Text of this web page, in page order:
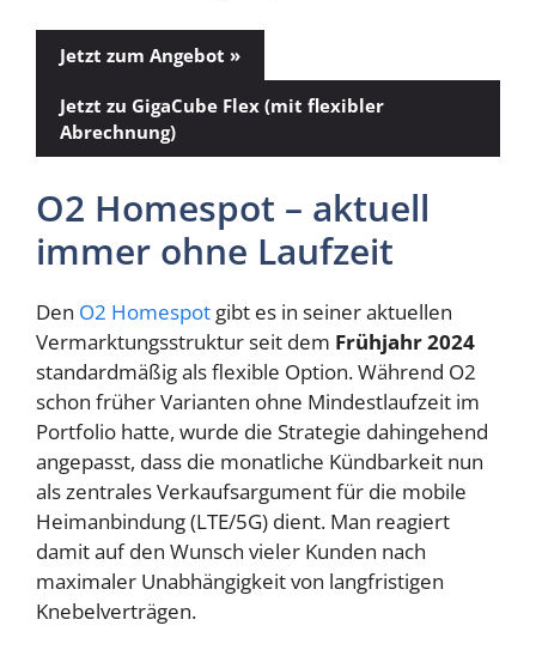
Jetzt zum Angebot »
Jetzt zu GigaCube Flex (mit flexibler
Abrechnung)
O2 Homespot – aktuell
immer ohne Laufzeit
Den O2 Homespot gibt es in seiner aktuellen
Vermarktungsstruktur seit dem Frühjahr 2024
standardmäßig als flexible Option. Während O2
schon früher Varianten ohne Mindestlaufzeit im
Portfolio hatte, wurde die Strategie dahingehend
angepasst, dass die monatliche Kündbarkeit nun
als zentrales Verkaufsargument für die mobile
Heimanbindung (LTE/5G) dient. Man reagiert
damit auf den Wunsch vieler Kunden nach
maximaler Unabhängigkeit von langfristigen
Knebelverträgen.